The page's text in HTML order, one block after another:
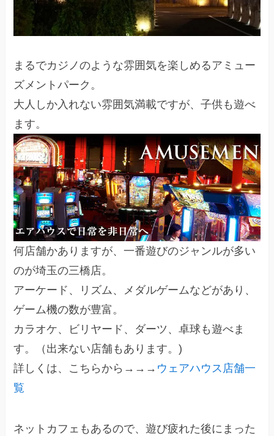
まるでカジノのような雰囲気を楽しめるアミュー
ズメントパーク。
大人しか入れない雰囲気満載ですが、子供も遊べ
ます。
何店舗かありますが、一番遊びのジャンルが多い
のが埼玉の三橋店。
アーケード、リズム、メダルゲームなどがあり、
ゲーム機の数が豊富。
カラオケ、ビリヤード、ダーツ、卓球も遊べま
す。（出来ない店舗もあります。)
詳しくは、こちらから→→→ ウェアハウス店舗一
覧
ネットカフェもあるので、遊び疲れた後にまった